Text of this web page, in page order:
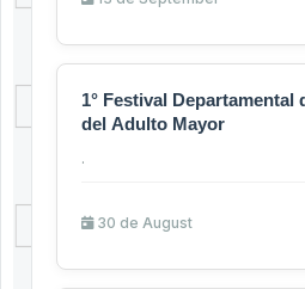
1° Festival Departamental
del Adulto Mayor
.
30 de August